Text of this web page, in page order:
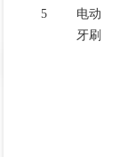
5
电动
牙刷